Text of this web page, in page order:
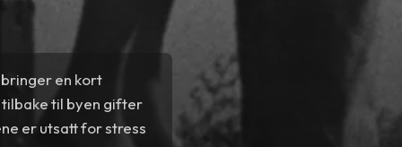
en kort
til byen gifter
er utsatt for stress